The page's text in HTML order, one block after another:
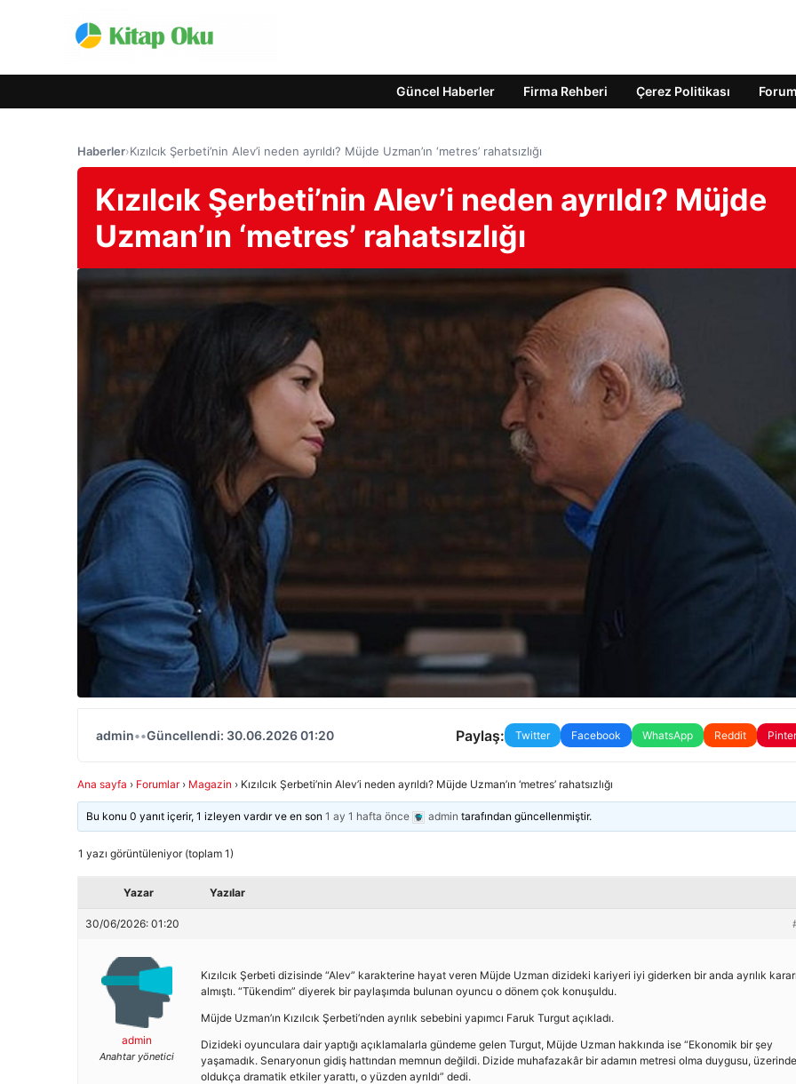
Güncel Haberler Firma Rehberi Çerez Politikası Forum
Haberler›Kızılcık Şerbeti’nin Alev’i neden ayrıldı? Müjde Uzman’ın ‘metres’ rahatsızlığı
Kızılcık Şerbeti’nin Alev’i neden ayrıldı? Müjde
Uzman’ın ‘metres’ rahatsızlığı
admin••Güncellendi: 30.06.2026 01:20 Paylaş: Twitter Facebook WhatsApp Reddit
Ana sayfa › Forumlar › Magazin › Kızılcık Şerbeti’nin Alev’i neden ayrıldı? Müjde Uzman’ın ‘metres’ rahatsızlığı
Bu konu 0 yanıt içerir, 1 izleyen vardır ve en son1 ay 1 hafta önce admin tarafından güncellenmiştir.
1 yazı görüntüleniyor (toplam 1)
Yazar Yazılar
30/06/2026: 01:20
admin
Anahtar yönetici
Kızılcık Şerbeti dizisinde “Alev” karakterine hayat veren Müjde Uzman dizideki kariyeri iyi giderken bir anda ayrılık kararı
almıştı. “Tükendim” diyerek bir paylaşımda bulunan oyuncu o dönem çok konuşuldu.
Müjde Uzman’ın Kızılcık Şerbeti’nden ayrılık sebebini yapımcı Faruk Turgut açıkladı.
Dizideki oyunculara dair yaptığı açıklamalarla gündeme gelen Turgut, Müjde Uzman hakkında ise “Ekonomik bir şey
yaşamadık. Senaryonun gidiş hattından memnun değildi. Dizide muhafazakâr bir adamın metresi olma duygusu, üzerinde
oldukça dramatik etkiler yarattı, o yüzden ayrıldı” dedi.